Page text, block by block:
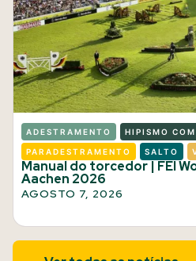
ADESTRAMENTO HIPISMO
PARADESTRAMENTO SALTO
Manual do torcedor | FEI
Aachen 2026
AGOSTO 7, 2026